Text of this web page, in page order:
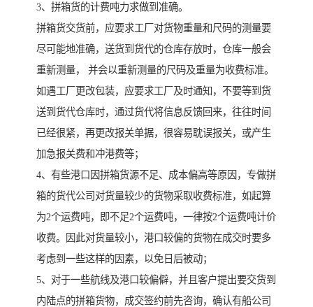
3、拼箱货的计费吨力求做到准确。
拼箱货交货前，应要求工厂对货物重量和尺码的测量要
尽可能地准确，送货到货代的仓库存放时，仓库一般会
重新测量， 并会以重新测量的尺码及重量为收费标准。
如遇工厂更改包装，应要求工厂及时通知，不要等到货
送到货代仓库时，通过货代将信息反馈回来，往往时间
已经很紧，再更改报关单据，很容易耽误报关，或产生
加急报关费和冲港费等；
4、有些港口因拼箱货源不足、成本偏高等原因，专做拼
箱的货代公司对货量较少的货物采取收费标准，如起算
为2个运费吨，即不足2个运费吨，一律按2个运费吨计价
收费。因此对货量较小，港口较偏的货物在成交时要多
考虑到一些这样的因素，以免日后被动；
5、对于一些航线及港口较偏僻，并且客户提出要交货到
内陆点的拼箱货物，成交签约前先咨询，确认有船公司